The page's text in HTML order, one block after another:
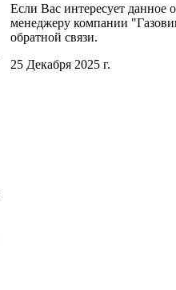
Если Вас интересует данное
менеджеру компании
обратной связи.
25 Декабря 2025 г.